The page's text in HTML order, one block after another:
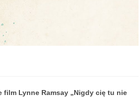
film Lynne Ramsay „Nigdy cię tu nie